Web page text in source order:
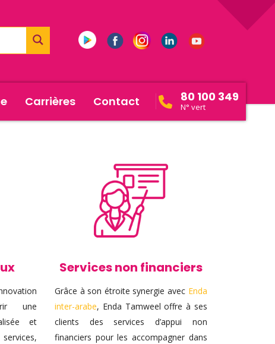
Carrières Contact 80 100 349
N° vert
une
et
Services non financiers
Grâce à son étroite synergie avec Enda
inter-arabe, Enda Tamweel offre à ses
clients des services d’appui non
financiers pour les accompagner dans